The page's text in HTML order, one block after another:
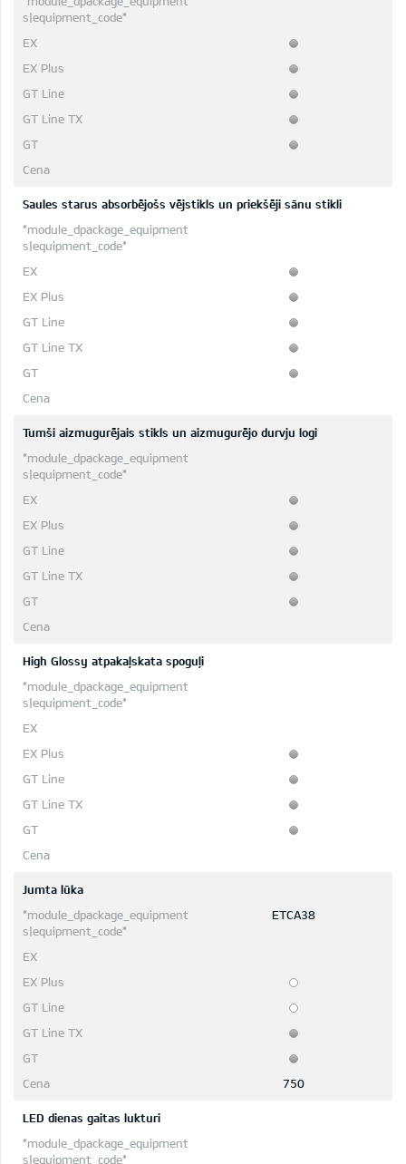
Saules starus absorbējošs vējstikls un priekšēji sānu stikli
Tumši aizmugurējais stikls un aizmugurējo durvju logi
High Glossy atpakaļskata spoguļi
Jumta lūka
ETCA38
750
LED dienas gaitas lukturi